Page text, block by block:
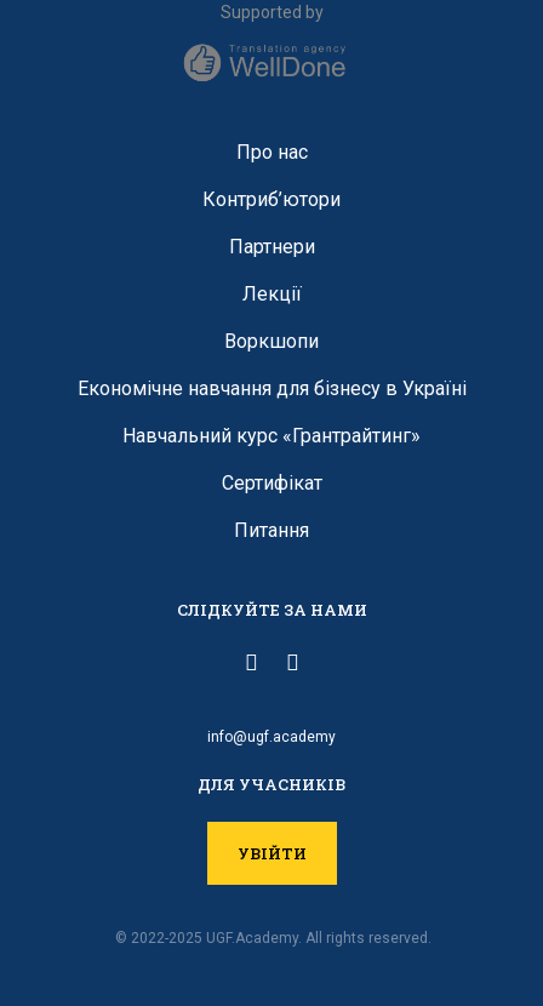
Supported by
Про нас
Контриб’ютори
Партнери
Лекції
Воркшопи
Економічне навчання для бізнесу в Україні
Навчальний курс «Грантрайтинг»
Сертифікат
Питання
СЛІДКУЙТЕ ЗА НАМИ
info@ugf.academy
ДЛЯ УЧАСНИКІВ
УВІЙТИ
© 2022-2025 UGF.Academy. All rights reserved.